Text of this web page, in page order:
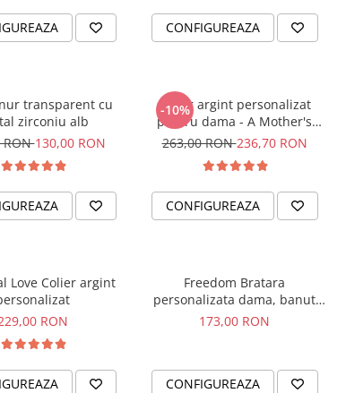
CONFIGUREAZA
transparent cu
zirconiu alb
RON130,00 RON
-10%
Colier argint personalizat
pentru dama - A Mother's
Love
263,00 RON236,70 RON
CONFIGUREAZA
Love Colier argint
RON
Freedom Bratara
personalizata dama, banut
argint, snur reglabil
173,00 RON
CONFIGUREAZA